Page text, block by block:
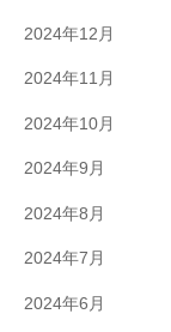
2024年12月
2024年11月
2024年10月
2024年9月
2024年8月
2024年7月
2024年6月